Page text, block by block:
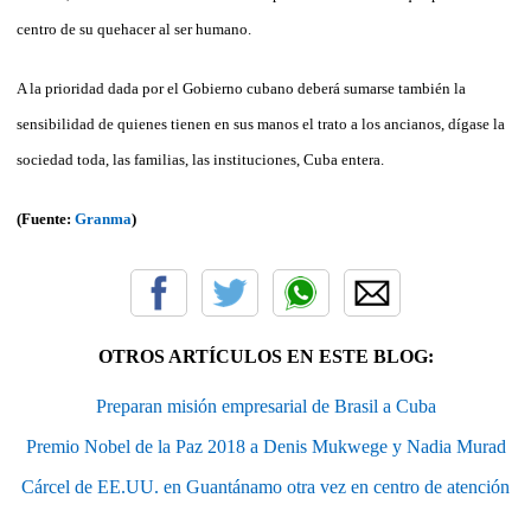
centro de su quehacer al ser humano.
A la prioridad dada por el Gobierno cubano deberá sumarse también la
sensibilidad de quienes tienen en sus manos el trato a los ancianos, dígase la
sociedad toda, las familias, las instituciones, Cuba entera.
(Fuente: Granma)
OTROS ARTÍCULOS EN ESTE BLOG:
Preparan misión empresarial de Brasil a Cuba
Premio Nobel de la Paz 2018 a Denis Mukwege y Nadia Murad
Cárcel de EE.UU. en Guantánamo otra vez en centro de atención